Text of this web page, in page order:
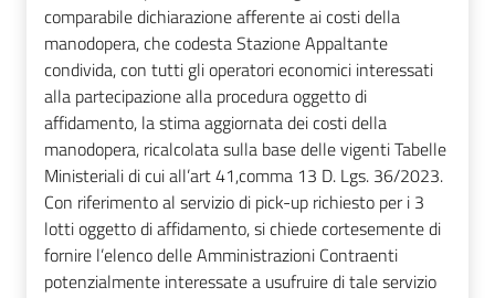
comparabile dichiarazione afferente ai costi della
manodopera, che codesta Stazione Appaltante
condivida, con tutti gli operatori economici interessati
alla partecipazione alla procedura oggetto di
affidamento, la stima aggiornata dei costi della
manodopera, ricalcolata sulla base delle vigenti Tabelle
Ministeriali di cui all’art 41,comma 13 D. Lgs. 36/2023.
Con riferimento al servizio di pick-up richiesto per i 3
lotti oggetto di affidamento, si chiede cortesemente di
fornire l’elenco delle Amministrazioni Contraenti
potenzialmente interessate a usufruire di tale servizio